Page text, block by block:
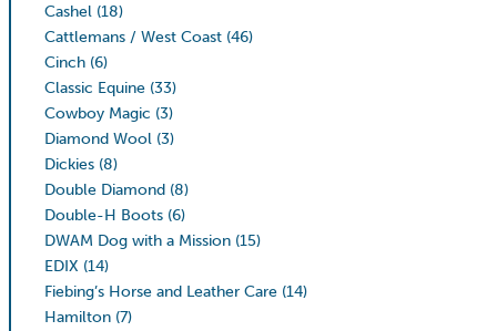
Cashel (18)
Cattlemans / West Coast (46)
Cinch (6)
Classic Equine (33)
Cowboy Magic (3)
Diamond Wool (3)
Dickies (8)
Double Diamond (8)
Double-H Boots (6)
DWAM Dog with a Mission (15)
EDIX (14)
Fiebing’s Horse and Leather Care (14)
Hamilton (7)